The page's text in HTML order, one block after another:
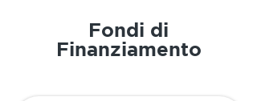
Fondi di
Finanziamento